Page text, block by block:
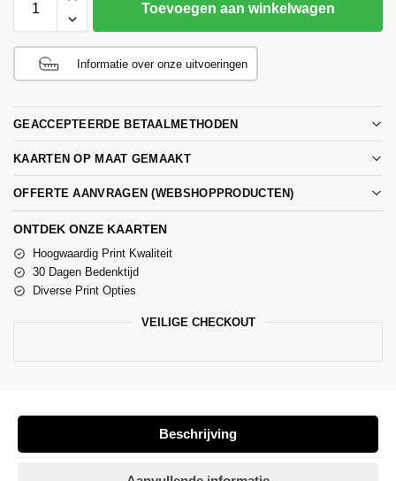
Toevoegen aan winkelwagen
Informatie over onze uitvoeringen
GEACCEPTEERDE BETAALMETHODEN
KAARTEN OP MAAT GEMAAKT
OFFERTE AANVRAGEN (WEBSHOPPRODUCTEN)
ONTDEK ONZE KAARTEN
Hoogwaardig Print Kwaliteit
30 Dagen Bedenktijd
Diverse Print Opties
VEILIGE CHECKOUT
Beschrijving